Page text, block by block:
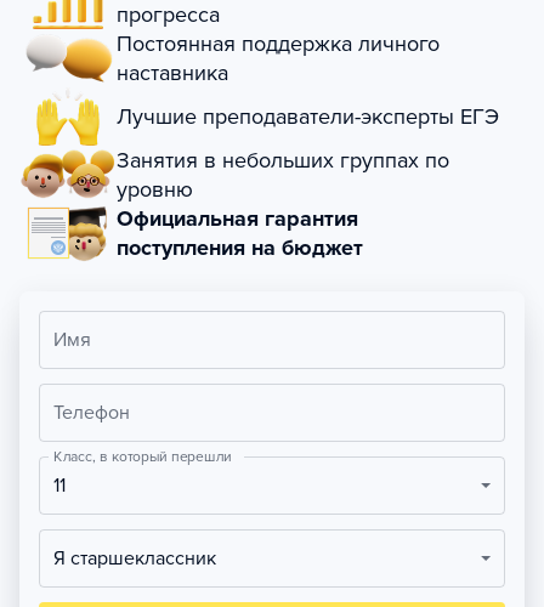
прогресса
Постоянная поддержка личного
наставника
Лучшие преподаватели-эксперты ЕГЭ
Занятия в небольших группах по
уровню
Официальная гарантия
поступления на бюджет
Имя
Телефон
Класс, в который перешли
11
Я старшеклассник